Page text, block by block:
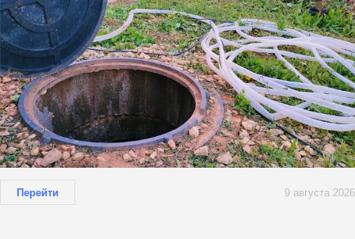
Перейти 9 августа 2026